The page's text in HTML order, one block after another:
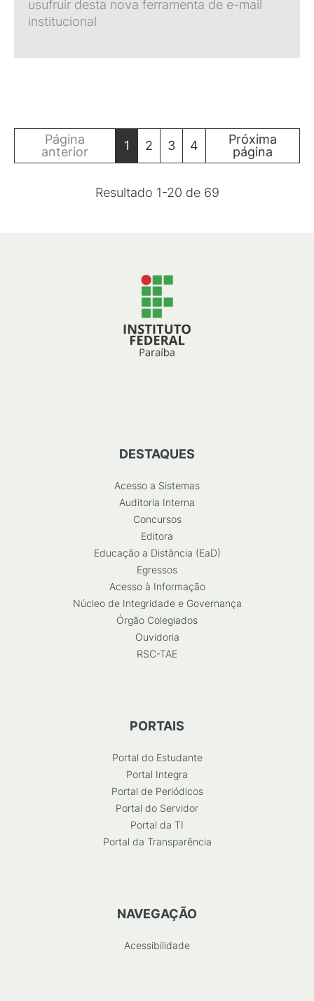
usufruir desta nova ferramenta de e-mail
institucional
Página
anterior
1 2 3 4
Próxima
página
Resultado 1-20 de 69
DESTAQUES
Acesso a Sistemas
Auditoria Interna
Concursos
Editora
Educação a Distância (EaD)
Egressos
Acesso à Informação
Núcleo de Integridade e Governança
Órgão Colegiados
Ouvidoria
RSC-TAE
PORTAIS
Portal do Estudante
Portal Integra
Portal de Periódicos
Portal do Servidor
Portal da TI
Portal da Transparência
NAVEGAÇÃO
Acessibilidade